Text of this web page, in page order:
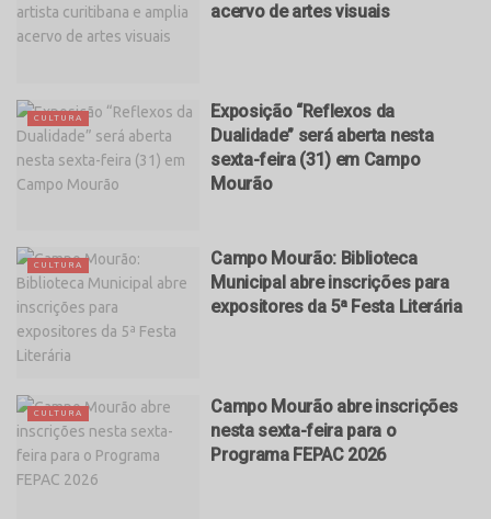
acervo de artes visuais
CULTURA
Exposição “Reflexos da
Dualidade” será aberta nesta
sexta-feira (31) em Campo
Mourão
CULTURA
Campo Mourão: Biblioteca
Municipal abre inscrições para
expositores da 5ª Festa Literária
CULTURA
Campo Mourão abre inscrições
nesta sexta-feira para o
Programa FEPAC 2026